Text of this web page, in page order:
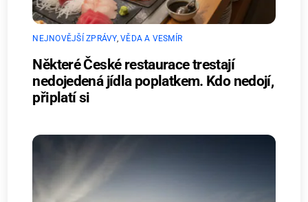
NEJNOVĚJŠÍ ZPRÁVY,VĚDA A VESMÍR
Některé České restaurace trestají
nedojedená jídla poplatkem. Kdo nedojí,
připlatí si